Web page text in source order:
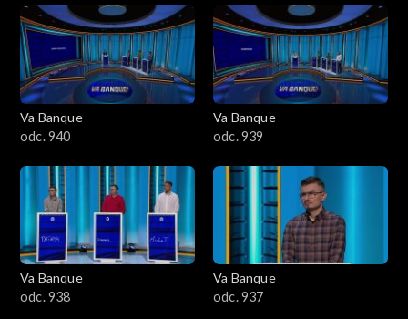
Va Banque
odc. 940
Va Banque
odc. 939
Va Banque
odc. 938
Va Banque
odc. 937